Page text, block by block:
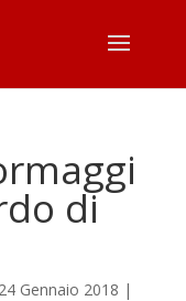
di
Gennaio 2018 |